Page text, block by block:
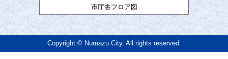
市庁舎フロア図
Copyright © Numazu City. All rights reserved.